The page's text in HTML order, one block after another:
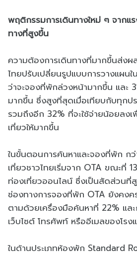
พฤติกรรมการเดินทางใหม่ ๆ จากแ
ทางที่สูงขึ้น
ความต้องการเดินทางที่มากขึ้นส่งผ
ไทยปรับเปลี่ยนรูปแบบการวางแผน
ว่าจะจองที่พักล่วงหน้ามากขึ้น และ
มากขึ้น ซึ่งสูงที่สุดเมื่อเทียบกับทุกปร
รวมถึงอีก 32% ที่จะใช้จ่ายน้อยลง
เที่ยวให้มากขึ้น
ในขั้นตอนการค้นหาและจองที่พัก ก
เที่ยวชาวไทยเริ่มจาก OTA ขณะที่
ท่องเที่ยวออนไลน์ ซึ่งเป็นสัดส่วนที่
ช่องทางการจองที่พัก OTA ยังคง
ตามด้วยเครื่องมือค้นหาที่ 22% แล
เว็บไซต์ โทรศัพท์ หรืออีเมลของโร
ในด้านประเภทห้องพัก Standard